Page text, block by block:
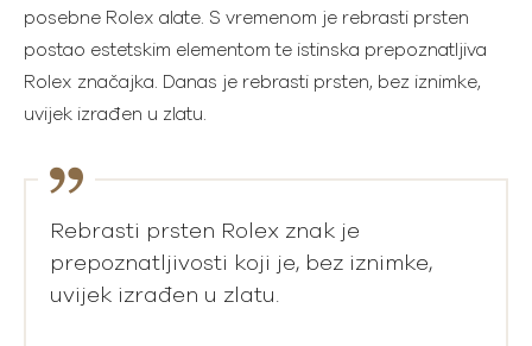
posebne Rolex alate. S vremenom je rebrasti prsten
postao estetskim elementom te istinska prepoznatljiva
Rolex značajka. Danas je rebrasti prsten, bez iznimke,
uvijek izrađen u zlatu.
Rebrasti prsten Rolex znak je
prepoznatljivosti koji je, bez iznimke,
uvijek izrađen u zlatu.